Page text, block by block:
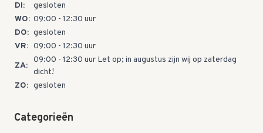
DI:
gesloten
WO: 09:00 - 12:30 uur
DO: gesloten
VR: 09:00 - 12:30 uur
ZA:
09:00 - 12:30 uur Let op; in augustus zijn wij op zaterdag
dicht!
ZO: gesloten
Categorieën